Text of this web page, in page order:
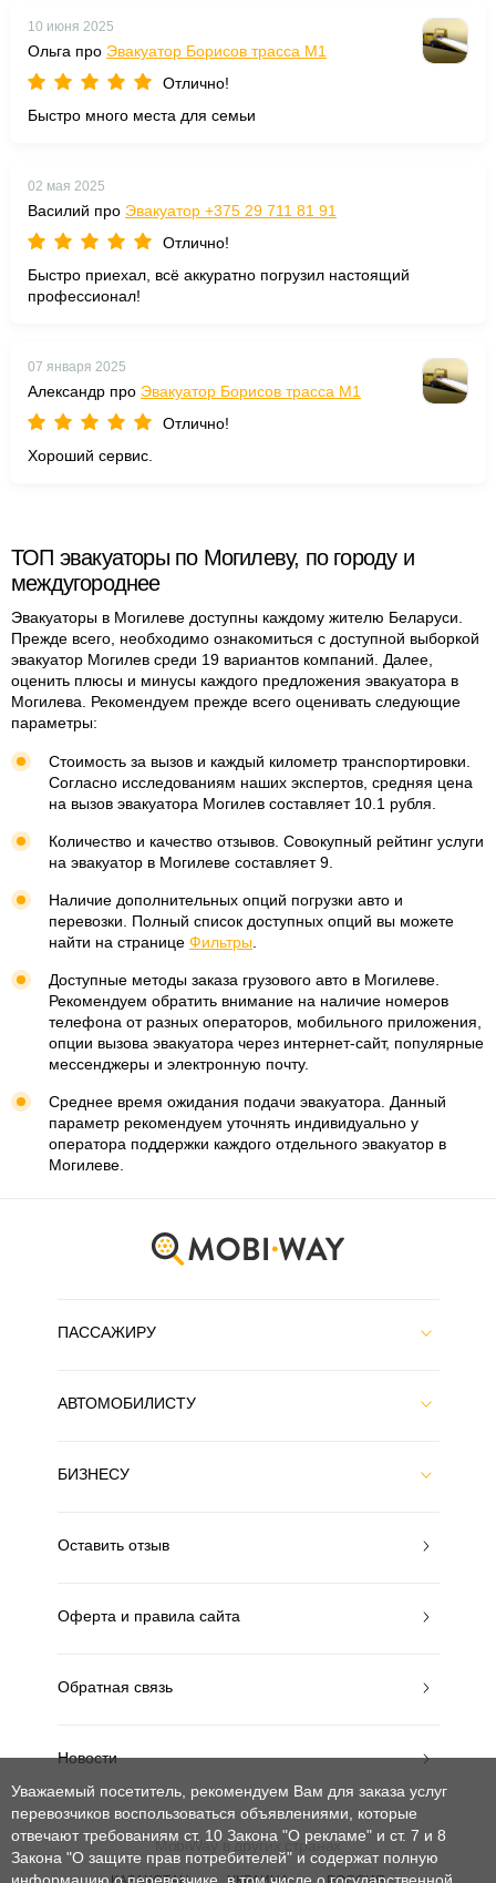
10 июня 2025
Ольга про Эвакуатор Борисов трасса М1
Отлично!
Быстро много места для семьи
02 мая 2025
Василий про Эвакуатор +375 29 711 81 91
Отлично!
Быстро приехал, всё аккуратно погрузил настоящий
профессионал!
07 января 2025
Александр про Эвакуатор Борисов трасса М1
Отлично!
Хороший сервис.
ТОП эвакуаторы по Могилеву, по городу и
междугороднее
Эвакуаторы в Могилеве доступны каждому жителю Беларуси.
Прежде всего, необходимо ознакомиться с доступной выборкой
эвакуатор Могилев среди 19 вариантов компаний. Далее,
оценить плюсы и минусы каждого предложения эвакуатора в
Могилева. Рекомендуем прежде всего оценивать следующие
параметры:
Стоимость за вызов и каждый километр транспортировки.
Согласно исследованиям наших экспертов, средняя цена
на вызов эвакуатора Могилев составляет 10.1 рубля.
Количество и качество отзывов. Совокупный рейтинг услуги
на эвакуатор в Могилеве составляет 9.
Наличие дополнительных опций погрузки авто и
перевозки. Полный список доступных опций вы можете
найти на странице Фильтры
Доступные методы заказа грузового авто в Могилеве.
Рекомендуем обратить внимание на наличие номеров
телефона от разных операторов, мобильного приложения,
опции вызова эвакуатора через интернет-сайт, популярные
мессенджеры и электронную почту.
Среднее время ожидания подачи эвакуатора. Данный
параметр рекомендуем уточнять индивидуально у
оператора поддержки каждого отдельного эвакуатор в
Могилеве.
ПАССАЖИРУ
АВТОМОБИЛИСТУ
БИЗНЕСУ
Оставить отзыв
Оферта и правила сайта
Обратная связь
Новости
MobiWay в других странах
Уважаемый посетитель, рекомендуем Вам для заказа услуг
перевозчиков воспользоваться объявлениями, которые
отвечают требованиям ст. 10 Закона "О рекламе" и ст. 7 и 8
Закона "О защите прав потребителей" и содержат полную